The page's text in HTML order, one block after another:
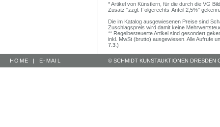
* Artikel von Künstlern, für die durch die VG
Zusatz "zzgl. Folgerechts-Anteil 2,5%"
Die im Katalog ausgewiesenen Preise sind
Zuschlagspreis wird damit keine
** Regelbesteuerte Artikel sind gesondert
inkl. MwSt (brutto) ausgewiesen. Alle Aufrufe
7.3.)
HOME | E-MAIL © SCHMIDT KUNSTAUKTIONEN DRESDEN